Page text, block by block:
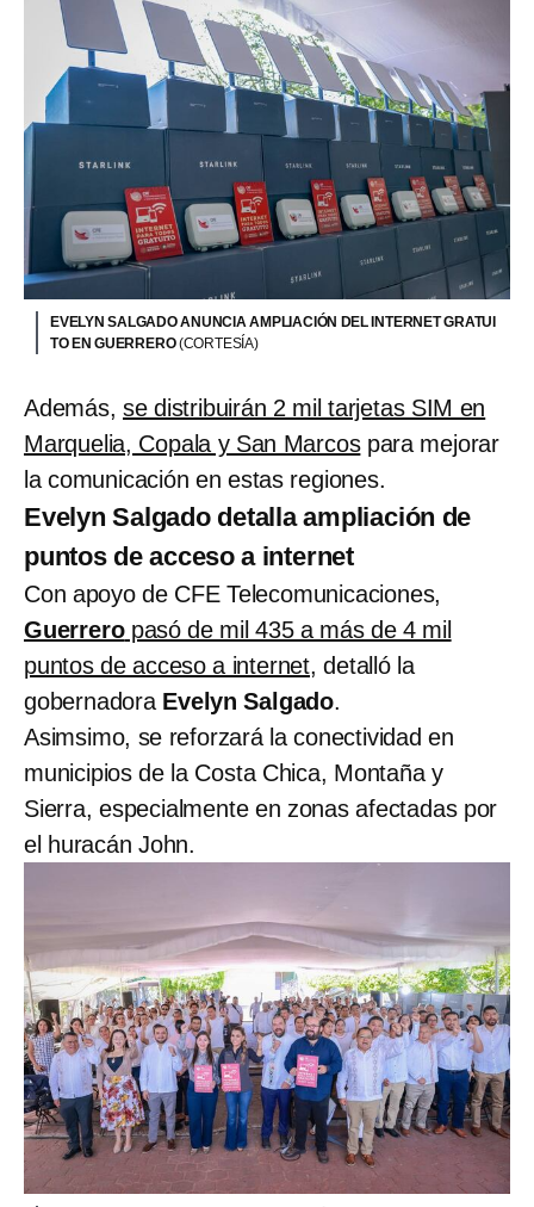
EVELYN SALGADO ANUNCIA AMPLIACIÓN DEL INTERNET GRATUI
TO EN GUERRERO(CORTESÍA)
Además,se distribuirán 2 mil tarjetas SIM en
Marquelia, Copala y San Marcospara mejorar
la comunicación en estas regiones.
Evelyn Salgado detalla ampliación de
puntos de acceso a internet
Con apoyo de CFE Telecomunicaciones,
Guerreropasó de mil 435 a más de 4 mil
puntos de acceso a internet, detalló la
gobernadora Evelyn Salgado.
Asimsimo, se reforzará la conectividad en
municipios de la Costa Chica, Montaña y
Sierra, especialmente en zonas afectadas por
el huracán John.